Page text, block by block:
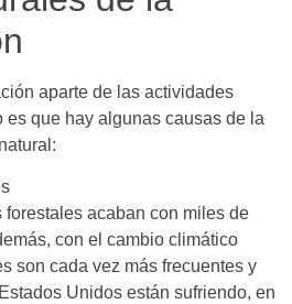
aparte de las actividades
es que hay algunas causas de la
acaban con miles de
con el cambio climático
son cada vez más frecuentes y
Unidos están sufriendo, en